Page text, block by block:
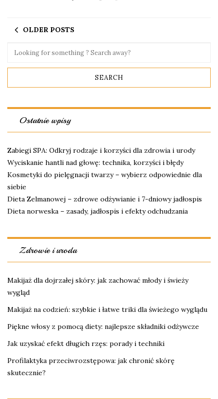
OLDER POSTS
Ostatnie wpisy
Zabiegi SPA: Odkryj rodzaje i korzyści dla zdrowia i urody
Wyciskanie hantli nad głowę: technika, korzyści i błędy
Kosmetyki do pielęgnacji twarzy – wybierz odpowiednie dla
siebie
Dieta Zelmanowej – zdrowe odżywianie i 7-dniowy jadłospis
Dieta norweska – zasady, jadłospis i efekty odchudzania
Zdrowie i uroda
Makijaż dla dojrzałej skóry: jak zachować młody i świeży
wygląd
Makijaż na codzień: szybkie i łatwe triki dla świeżego wyglądu
Piękne włosy z pomocą diety: najlepsze składniki odżywcze
Jak uzyskać efekt długich rzęs: porady i techniki
Profilaktyka przeciwrozstępowa: jak chronić skórę
skutecznie?